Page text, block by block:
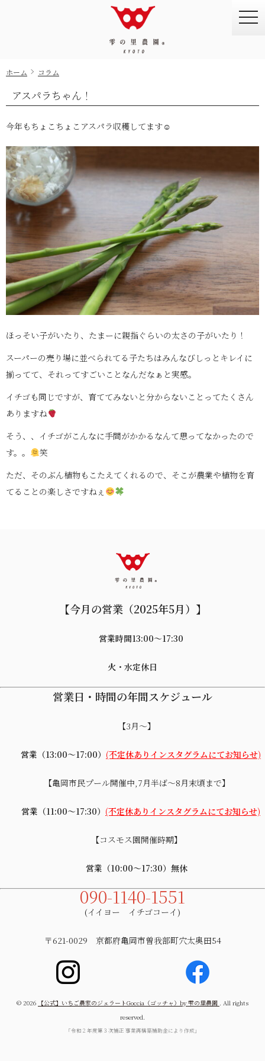
ホーム コラム
アスパラちゃん！
今年もちょこちょこアスパラ収穫してます☺
ほっそい子がいたり、たまーに親指ぐらいの太さの子がいたり！
スーパーの売り場に並べられてる子たちはみんなびしっとキレイに
揃ってて、それってすごいことなんだなぁと実感。
イチゴも同じですが、育ててみないと分からないことってたくさん
ありますね
そう、、イチゴがこんなに手間がかかるなんて思ってなかったので
す。。
笑
ただ、そのぶん植物もこたえてくれるので、そこが農業や植物を育
てることの楽しさですねぇ
【今月の営業（2025年5月）】
営業時間13:00〜17:30
火・水定休日
営業日・時間の年間スケジュール
【3月～】
営業（13:00～17:00） (不定休ありインスタグラムにてお知らせ)
【亀岡市民プール開催中,7月半ば～8月末頃まで】
営業（11:00～17:30） (不定休ありインスタグラムにてお知らせ)
【コスモス園開催時期】
営業（10:00～17:30）無休
090-1140-1551
(イイヨー イチゴコーイ)
〒621-0029 京都府亀岡市曽我部町穴太奥田54
© 2026 【公式】いちご農家のジェラートGoccia（ゴッチャ）by 雫の里農園 . All rights
reserved.
「令和２年度第３次補正 事業再構築補助金により作成」